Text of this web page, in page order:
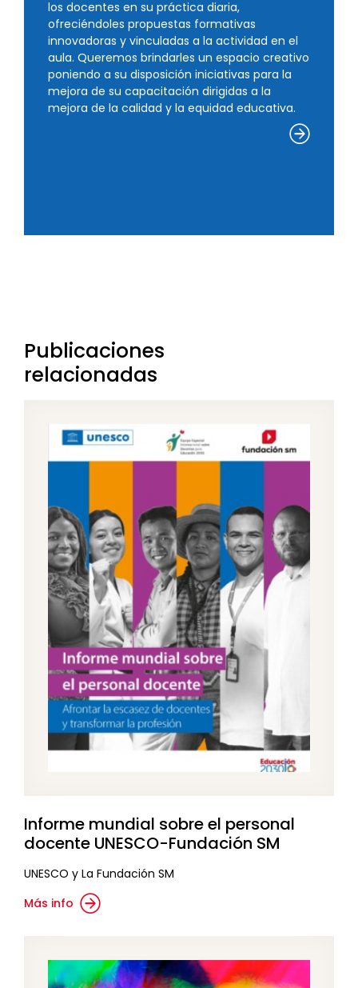
los docentes en su práctica diaria,
ofreciéndoles propuestas formativas
innovadoras y vinculadas a la actividad en el
aula. Queremos brindarles un espacio creativo
poniendo a su disposición iniciativas para la
mejora de su capacitación dirigidas a la
mejora de la calidad y la equidad educativa.
Publicaciones
relacionadas
Informe mundial sobre el personal
docente UNESCO-Fundación SM
UNESCO y La Fundación SM
Más info